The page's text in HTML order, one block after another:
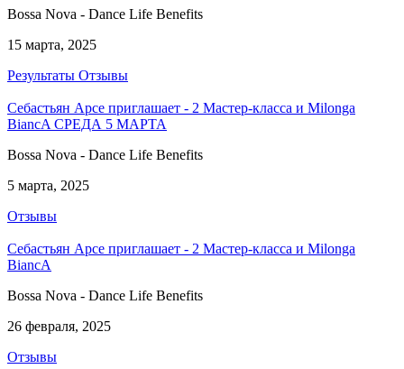
Bossa Nova - Dance Life Benefits
15 марта, 2025
Результаты Отзывы
Себастьян Арсе приглашает - 2 Мастер-класса и Milonga
BiancA СРЕДА 5 МАРТА
Bossa Nova - Dance Life Benefits
5 марта, 2025
Отзывы
Себастьян Арсе приглашает - 2 Мастер-класса и Milonga
BiancA
Bossa Nova - Dance Life Benefits
26 февраля, 2025
Отзывы